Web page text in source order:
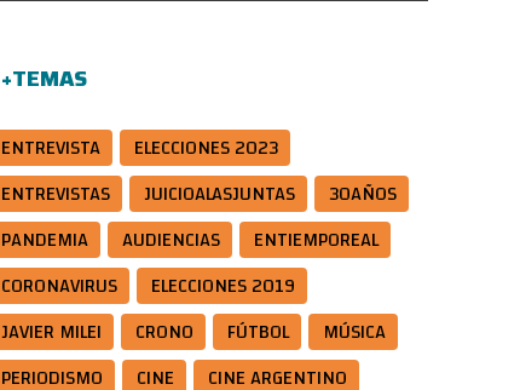
+TEMAS
ENTREVISTA
ELECCIONES 2023
ENTREVISTAS
JUICIOALASJUNTAS
30AÑOS
PANDEMIA
AUDIENCIAS
ENTIEMPOREAL
CORONAVIRUS
ELECCIONES 2019
JAVIER MILEI
CRONO FÚTBOL
MÚSICA
PERIODISMO
CINE
CINE ARGENTINO